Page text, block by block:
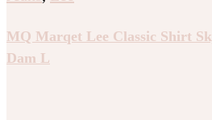
MQ Marqet Lee Classic Shirt
Dam L